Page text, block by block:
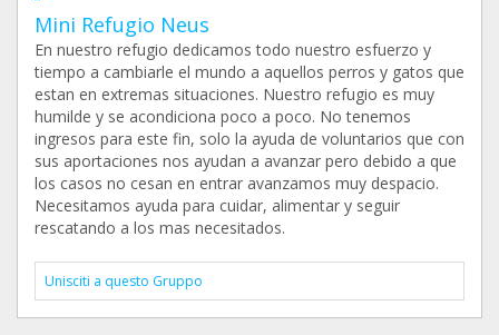
Mini Refugio Neus
En nuestro refugio dedicamos todo nuestro esfuerzo y
tiempo a cambiarle el mundo a aquellos perros y gatos que
estan en extremas situaciones. Nuestro refugio es muy
humilde y se acondiciona poco a poco. No tenemos
ingresos para este fin, solo la ayuda de voluntarios que con
sus aportaciones nos ayudan a avanzar pero debido a que
los casos no cesan en entrar avanzamos muy despacio.
Necesitamos ayuda para cuidar, alimentar y seguir
rescatando a los mas necesitados.
Unisciti a questo Gruppo